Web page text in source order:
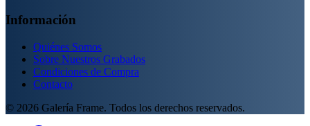
Información
Quiénes Somos
Sobre Nuestros Grabados
Condiciones de Compra
Contacto
© 2026 Galería Frame. Todos los derechos reservados.